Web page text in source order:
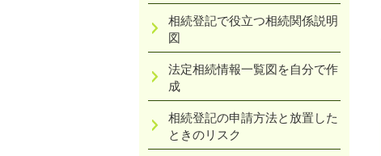
相続登記で役立つ相続関係説明
図
法定相続情報一覧図を自分で作
成
相続登記の申請方法と放置した
ときのリスク